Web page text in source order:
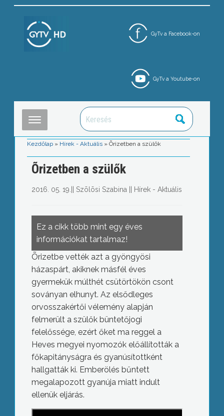
GyTv a Facebook-on
GyTv a Youtube-on
Kezdőlap » Hírek - Aktuális »Õrizetben a szülők
Õrizetben a szülők
2016. 05. 19. Szõlõsi Szabina Hírek - Aktuális
Ez a cikk több mint egy éves
információkat tartalmaz!
Õrizetbe vették azt a gyöngyösi
házaspárt, akiknek másfél éves
gyermekük múlthét csütörtökön csont
soványan elhunyt. Az elsődleges
orvosszakértői vélemény alapján
felmerült a szülők büntetőjogi
felelőssége, ezért őket ma reggel a
Heves megyei nyomozók előállították a
főkapitányságra és gyanúsítottként
hallgatták ki. Emberölés bűntett
megalapozott gyanúja miatt indult
ellenük eljárás.